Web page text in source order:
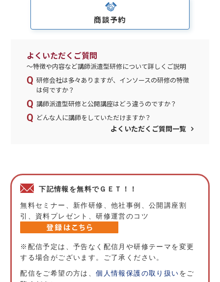
商談予約
よくいただくご質問
～特徴や内容など講師派遣型研修について詳しくご説明
研修会社は多々ありますが、インソースの研修の特徴
は何ですか？
講師派遣型研修と公開講座はどう違うのですか？
どんな人に講師をしていただけますか？
よくいただくご質問一覧
下記情報を無料でＧＥＴ！！
無料セミナー、新作研修、他社事例、公開講座割
引、資料プレゼント、研修運営のコツ
※配信予定は、予告なく配信月や研修テーマを変更
する場合がございます。ご了承ください。
配信をご希望の方は、個人情報保護の取り扱いをご